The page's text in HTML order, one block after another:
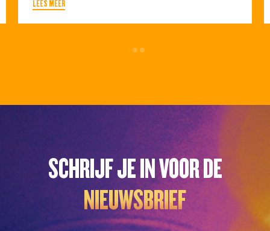
LEES MEER
SCHRIJF JE IN VOOR DE
NIEUWSBRIEF